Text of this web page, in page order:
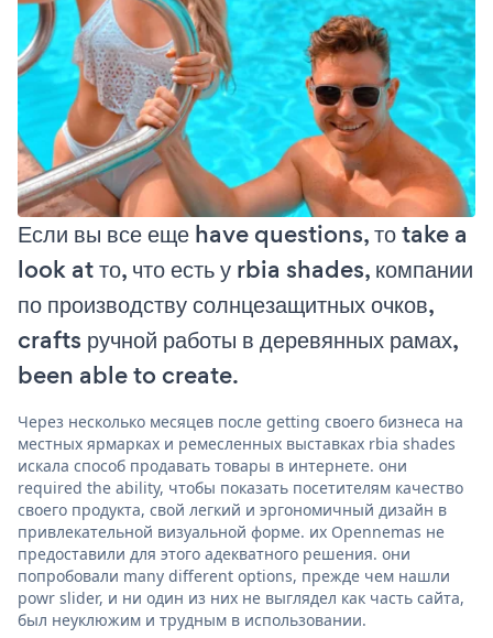
Если вы все еще have questions, то take a
look at то, что есть у rbia shades, компании
по производству солнцезащитных очков,
crafts ручной работы в деревянных рамах,
been able to create.
Через несколько месяцев после getting своего бизнеса на
местных ярмарках и ремесленных выставках rbia shades
искала способ продавать товары в интернете. они
required the ability, чтобы показать посетителям качество
своего продукта, свой легкий и эргономичный дизайн в
привлекательной визуальной форме. их Opennemas не
предоставили для этого адекватного решения. они
попробовали many different options, прежде чем нашли
powr slider, и ни один из них не выглядел как часть сайта,
был неуклюжим и трудным в использовании.